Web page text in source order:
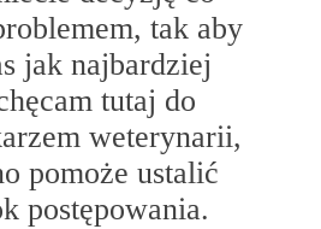
tak aby
jak najbardziej
tutaj do
weterynarii,
pomoże ustalić
postępowania.